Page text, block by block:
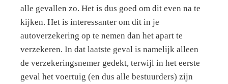
alle gevallen zo. Het is dus goed om dit even na te
kijken. Het is interessanter om dit in je
autoverzekering op te nemen dan het apart te
verzekeren. In dat laatste geval is namelijk alleen
de verzekeringsnemer gedekt, terwijl in het eerste
geval het voertuig (en dus alle bestuurders) zijn